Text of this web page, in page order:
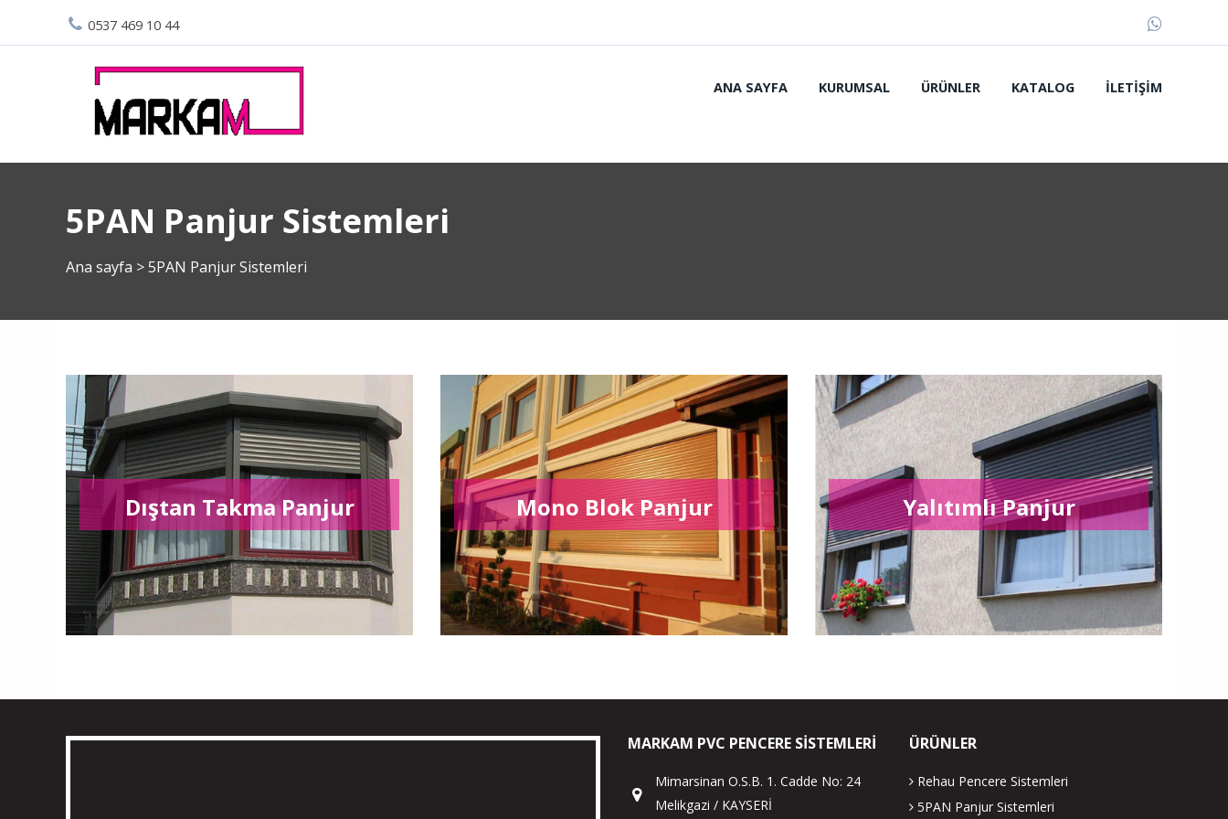
0537 469 10 44
ANA SAYFA KURUMSAL ÜRÜNLER KATALOG İLETIŞIM
5PAN Panjur Sistemleri
Ana sayfa >5PAN Panjur Sistemleri
Dıştan Takma Panjur Mono Blok Panjur Yalıtımlı Panjur
MARKAM PVC PENCERE SISTEMLERI
Mimarsinan O.S.B. 1. Cadde No: 24
Melikgazi / KAYSERİ
ÜRÜNLER
Rehau Pencere Sistemleri
5PAN Panjur Sistemleri